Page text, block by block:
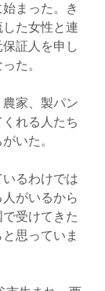
まった。き
た女性と連
証人を申し
た。
家、製パン
れる人たち
いた。
いるわけでは
がいるから
受けてきた
思っていま